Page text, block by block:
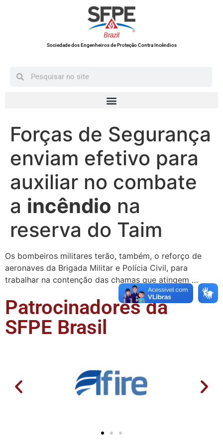
Sociedade dos Engenheiros de Proteção Contra Incêndios
Forças de Segurança
enviam efetivo para
auxiliar no combate
a incêndio na
reserva do Taim
Os bombeiros militares terão, também, o reforço de
aeronaves da Brigada Militar e Polícia Civil, para
trabalhar na contenção das chamas que atingem …
Patrocinadores da
SFPE Brasil